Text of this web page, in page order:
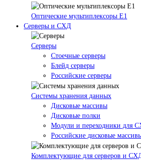
Оптические мультиплексоры Е1
Серверы и СХД
Серверы
Стоечные серверы
Блейд серверы
Российские серверы
Системы хранения данных
Дисковые массивы
Дисковые полки
Модули и переходники для
Российские дисковые
Комплектующие для серверов и